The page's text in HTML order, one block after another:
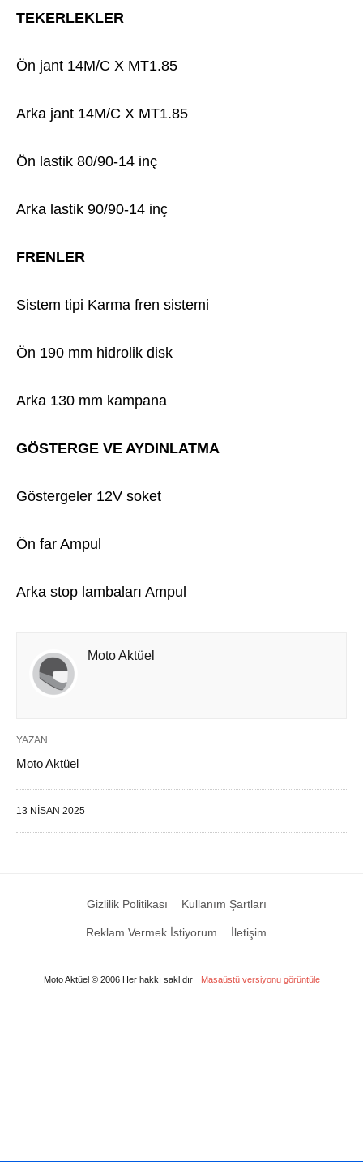
TEKERLEKLER
Ön jant 14M/C X MT1.85
Arka jant 14M/C X MT1.85
Ön lastik 80/90-14 inç
Arka lastik 90/90-14 inç
FRENLER
Sistem tipi Karma fren sistemi
Ön 190 mm hidrolik disk
Arka 130 mm kampana
GÖSTERGE VE AYDINLATMA
Göstergeler 12V soket
Ön far Ampul
Arka stop lambaları Ampul
Moto Aktüel
YAZAN
Moto Aktüel
13 NISAN 2025
Gizlilik Politikası Kullanım Şartları
Reklam Vermek İstiyorum İletişim
Moto Aktüel © 2006 Her hakkı saklıdır Masaüstü versiyonu görüntüle